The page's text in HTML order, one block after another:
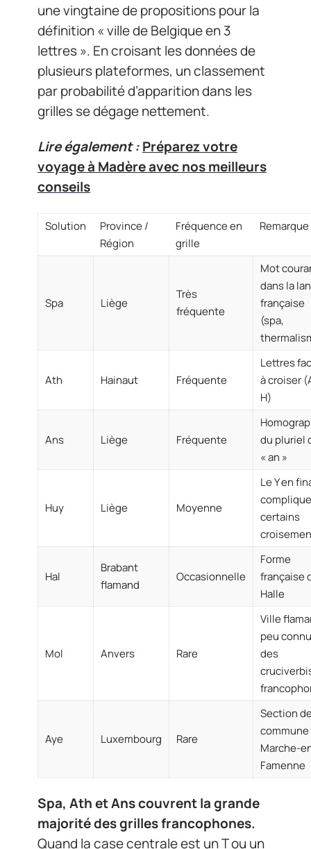
une vingtaine de propositions pour la
définition « ville de Belgique en 3
lettres ». En croisant les données de
plusieurs plateformes, un classement
par probabilité d’apparition dans les
grilles se dégage nettement.
Lire également :Préparez votre
voyage à Madère avec nos meilleurs
conseils
Solution
Province /
Région
Fréquence en
grille
Remarque
Spa Liège
Très
fréquente
Mot
dans la
française
(spa,
Ath Hainaut Fréquente
Lettres
à croiser
H)
Ans Liège Fréquente
du pluriel
« an »
Huy Liège Moyenne
Le Y en
complique
certains
Hal
Brabant
flamand
Occasionnelle
Forme
française
Halle
Mol Anvers Rare
Ville
peu
des
Aye Luxembourg Rare
Section
commune
Marche-
Famenne
Spa, Ath et Ans couvrent la grande
majorité des grilles francophones.
Quand la case centrale est un T ou un